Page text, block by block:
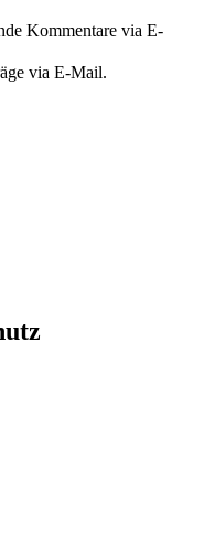
Kommentare via E-
via E-Mail.